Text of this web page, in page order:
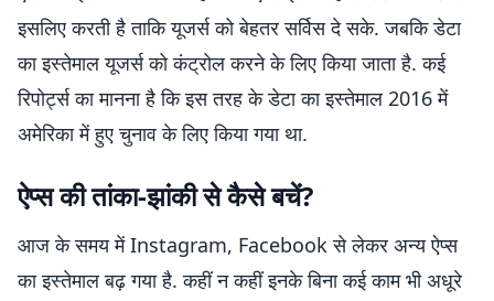
इसलिए करती है ताकि यूजर्स को बेहतर सर्विस दे सके. जबकि डेटा
का इस्तेमाल यूजर्स को कंट्रोल करने के लिए किया जाता है. कई
रिपोर्ट्स का मानना है कि इस तरह के डेटा का इस्तेमाल 2016 में
अमेरिका में हुए चुनाव के लिए किया गया था.
ऐप्स की तांका-झांकी से कैसे बचें?
आज के समय में Instagram, Facebook से लेकर अन्य ऐप्स
का इस्तेमाल बढ़ गया है. कहीं न कहीं इनके बिना कई काम भी अधूरे